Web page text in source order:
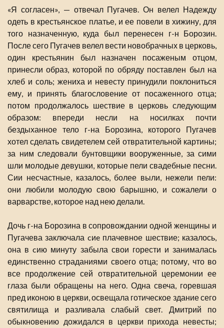
«Я согласен», — отвечал Пугачев. Он велел Надежду
одеть в крестьянское платье, и ее повели в хижину, для
того назначенную, куда был перенесен г-н Борозин.
После сего Пугачев велел вести новобрачных в церковь,
один крестьянин был назначен посаженым отцом,
принесли образ, которой по обряду поставлен был на
хлеб и соль; жениха и невесту принудили поклониться
ему, и принять благословение от посаженного отца;
потом продолжалось шествие в церковь следующим
образом: впереди несли на носилках почти
бездыханное тело г-на Борозина, которого Пугачев
хотел сделать свидетелем сей отвратительной картины;
за ним следовали бунтовщики вооруженные, за сими
шли молодые девушки, которые пели свадебные песни.
Сии несчастные, казалось, более выли, нежели пели:
они любили молодую свою барышню, и сожалели о
варварстве, которое над нею делали.
Дочь г-на Борозина в сопровождании одной женщины и
Пугачева заключала cиe плачевное шествие; казалось,
она в cию минуту забыла свои горести и занималась
единственно страданиями своего отца; потому, что во
все продолжение сей отвратительной церемонии ее
глаза были обращены на него. Одна свеча, горевшая
пред иконою в церкви, освещала готическое здание сего
святилища и разливала слабый свет. Дмитрий по
обыкновению дожидался в церкви прихода невесты;